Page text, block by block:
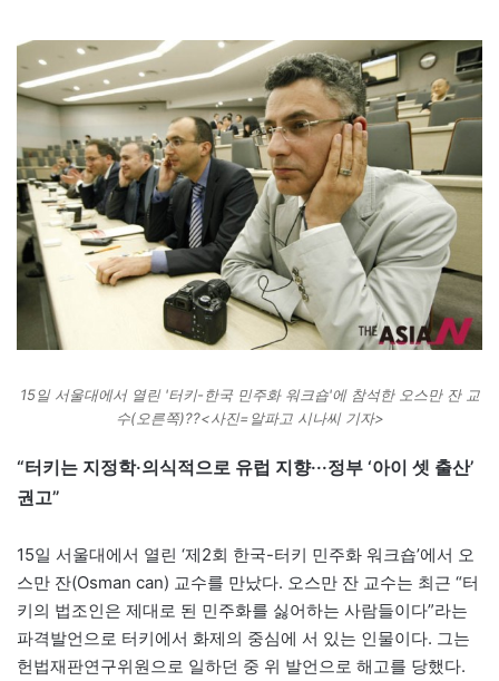
15일 서울대에서 열린 '터키-한국 민주화 워크숍'에 참석한 오스만 잔 교
수(오른쪽)??<사진=알파고 시나씨 기자>
“터키는 지정학·의식적으로 유럽 지향···정부 ‘아이 셋 출산’
권고”
15일 서울대에서 열린 ‘제2회 한국-터키 민주화 워크숍’에서 오
스만 잔(Osman can) 교수를 만났다. 오스만 잔 교수는 최근 “터
키의 법조인은 제대로 된 민주화를 싫어하는 사람들이다”라는
파격발언으로 터키에서 화제의 중심에 서 있는 인물이다. 그는
헌법재판연구위원으로 일하던 중 위 발언으로 해고를 당했다.